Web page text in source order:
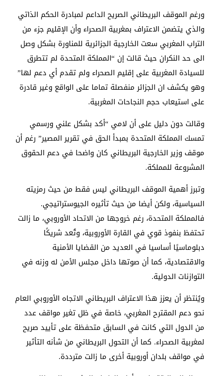
ورغم الموقف البريطاني الصريح الداعم لمبادرة الحكم الذاتي
والذي يتضمن الاعتراف بمغربية الصحراء وأن الإقليم جزء من
التراب المغربي سعت الخارجية الجزائرية للمناورة بشكل وصل
الى حد النكران حيث قالت إن “المملكة المتحدة لم تتطرق
للسيادة المغربية على إقليم الصحراء ولم تقدم أي دعم لها”
وهو يكشف ان الجزائر منفصلة تماما على الواقع وغير قادرة
على استيعاب حجم النجاحات المغربية.
وقالت دون دليل على أن لامي “أكد بشكل علني ورسمي
تمسك المملكة المتحدة بمبدأ الحق في تقرير المصير” رغم أن
موقف وزير الخارجية البريطاني كان واضحا في دعم الحقوق
المشروعة للمملكة.
وتبرز أهمية الموقف البريطاني ليس فقط من حيث رمزيته
السياسية، ولكن أيضا من حيث تأثيره الجيوستراتيجي.
فالمملكة المتحدة، رغم خروجها من الاتحاد الأوروبي، ما زالت
تحتفظ بنفوذ قوي في القارة الأوروبية، وتُعد شريكًا
دبلوماسيًا أساسيا في العديد من القضايا الأمنية
والاقتصادية، كما أن صوتها داخل مجلس الأمن له وزنه في
التوازنات الدولية.
ويُنتظر أن يعزز هذا الاعتراف البريطاني الاتجاه الأوروبي العام
نحو دعم المقترح المغربي، خاصة في ظل تغير مواقف عدد
من الدول التي كانت في السابق متحفظة على تأييد صريح
لمغربية الصحراء. كما أن التحول البريطاني من شأنه التأثير
في مواقف بلدان أوروبية أخرى ما زالت مترددة.